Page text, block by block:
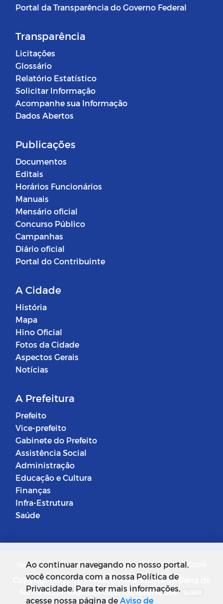
Portal da Transparência do Governo Federal
Transparência
Licitações
Glossário
Relatório Estatístico
Solicitar Informação
Acompanhe sua Informação
Dados Abertos
Publicações
Documentos
Editais
Horários Funcionários
Manuais
Mensário oficial
Concurso Público
Campanhas
Diário oficial
Portal do Contribuinte
A Cidade
História
Mapa
Hino Oficial
Fotos da Cidade
Aspectos Gerais
Notícias
A Prefeitura
Prefeito
Vice-prefeito
Gabinete do Prefeito
Assistência Social
Administração
Educação e Cultura
Finanças
Infra-Estrutura
Saúde
Versão do Sistema: 5.0.268 Data da Versão: 18/03/2026
Copyright © 2026 Prefeitura Municipal de Barra de
Santa Rosa. Todos os direitos reservados.
Ao continuar navegando no nosso portal,
você concorda com a nossa Política de
Privacidade. Para ter mais informações,
acesse nossa página deAviso de